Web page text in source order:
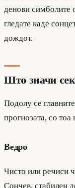
денови
гледате каде
дождот.
Што значи
Подолу се
прогнозата, со тоа
Ведро
Чисто или речиси
Сончев, стабилен